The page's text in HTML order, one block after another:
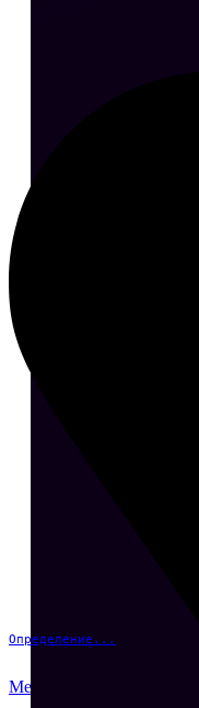
Определение...
Меню